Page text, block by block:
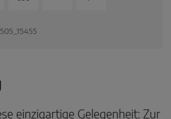
einzigartige Gelegenheit: Zur